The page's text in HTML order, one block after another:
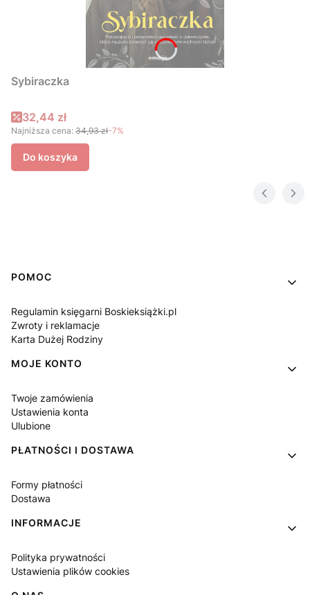
Sybiraczka
Cena promocyjna
32,44 zł
Najniższa cena: 34,93 zł-7%
Do koszyka
Linki w stopce
POMOC
Regulamin księgarni Boskieksiążki.pl
Zwroty i reklamacje
Karta Dużej Rodziny
MOJE KONTO
Twoje zamówienia
Ustawienia konta
Ulubione
PŁATNOŚCI I DOSTAWA
Formy płatności
Dostawa
INFORMACJE
Polityka prywatności
Ustawienia plików cookies